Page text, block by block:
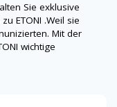
Sie exklusive
ETONI .Weil sie
Mit der
wichtige